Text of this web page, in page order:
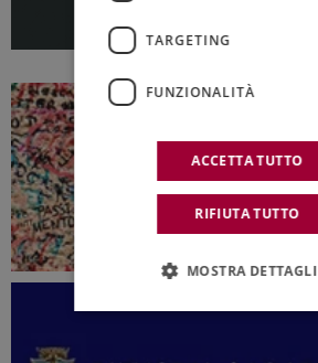
TARGETING
FUNZIONALITÀ
ACCETTA TUTTO
RIFIUTA TUTTO
MOSTRA DETTAGLI